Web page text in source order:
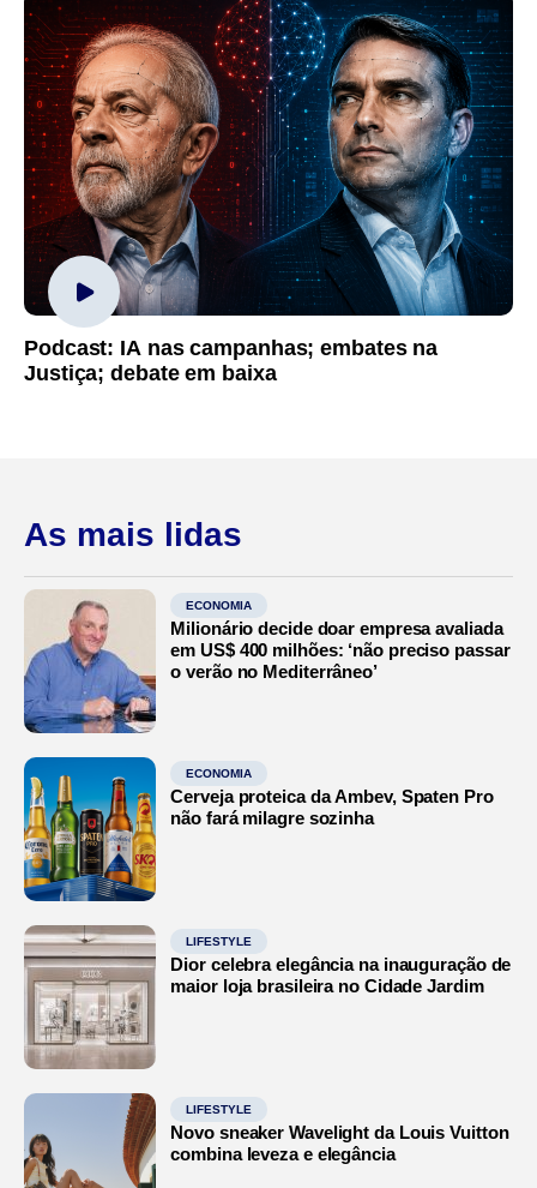
Podcast: IA nas campanhas; embates na
Justiça; debate em baixa
As mais lidas
ECONOMIA
Milionário decide doar empresa avaliada
em US$ 400 milhões: ‘não preciso passar
o verão no Mediterrâneo’
ECONOMIA
Cerveja proteica da Ambev, Spaten Pro
não fará milagre sozinha
LIFESTYLE
Dior celebra elegância na inauguração de
maior loja brasileira no Cidade Jardim
LIFESTYLE
Novo sneaker Wavelight da Louis Vuitton
combina leveza e elegância